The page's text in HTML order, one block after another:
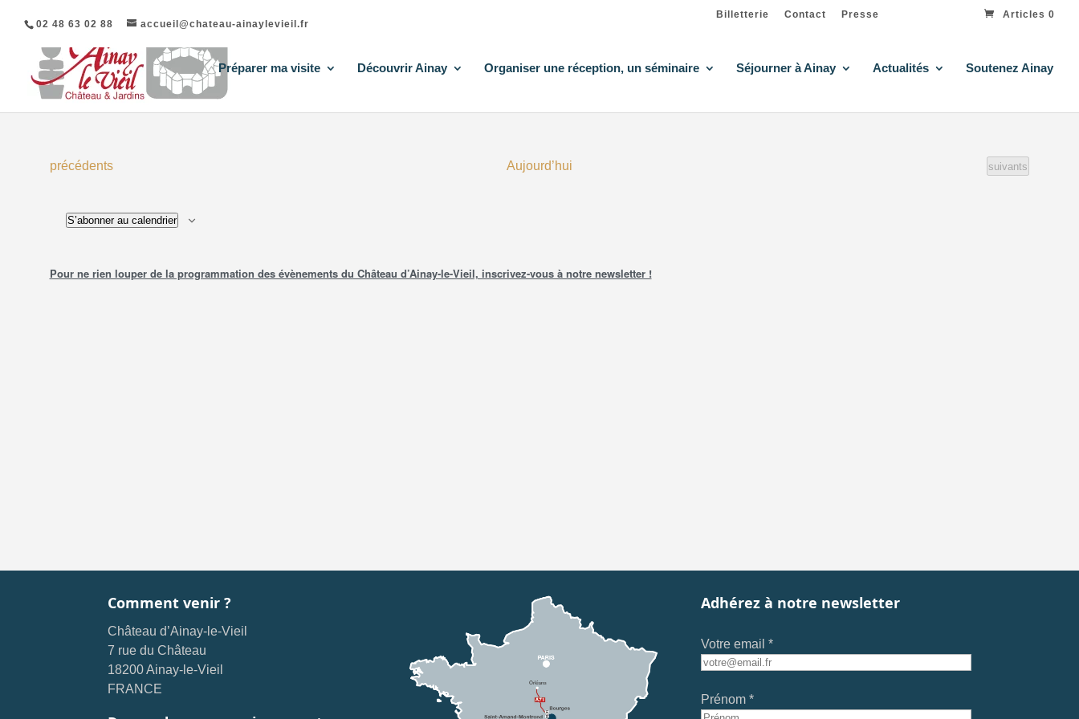
02 48 63 02 88 accueil@chateau-ainaylevieil.fr
Billetterie Contact Presse Articles 0
Préparer ma visite Découvrir Ainay Organiser une réception, un séminaire Séjourner à Ainay Actualités Soutenez Ainay
List
events
Photo
Évènements
précédents Aujourd’hui Évènements
suivants
S’abonner au calendrier
Pour ne rien louper de la programmation des évènements du Château d’Ainay-le-Vieil, inscrivez-vous à notre newsletter !
Comment venir ?
Château d’Ainay-le-Vieil
7 rue du Château
18200 Ainay-le-Vieil
FRANCE
Adhérez à notre newsletter
Votre email *
Prénom *